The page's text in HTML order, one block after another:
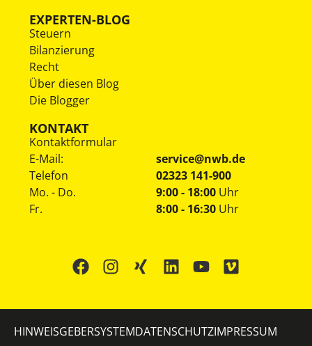
EXPERTEN-BLOG
Steuern
Bilanzierung
Recht
Über diesen Blog
Die Blogger
KONTAKT
Kontaktformular
E-Mail:
service@nwb.de
Telefon
02323 141-900
Mo. - Do.
Fr.
9:00 - 18:00 Uhr
8:00 - 16:30 Uhr
HINWEISGEBERSYSTEMDATENSCHUTZIMPRESSUM